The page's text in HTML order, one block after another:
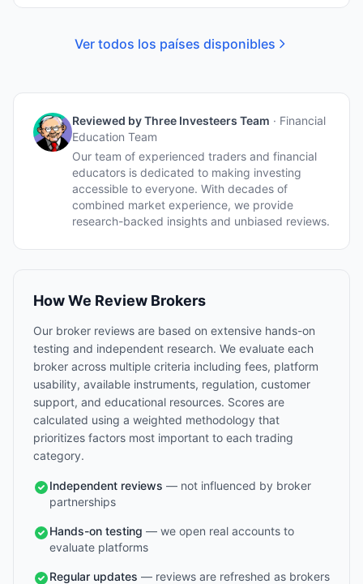
Ver todos los países disponibles
Reviewed byThree Investeers Team · Financial
Education Team
Our team of experienced traders and financial
educators is dedicated to making investing
accessible to everyone. With decades of
combined market experience, we provide
research-backed insights and unbiased reviews.
How We Review Brokers
Our broker reviews are based on extensive hands-on
testing and independent research. We evaluate each
broker across multiple criteria including fees, platform
usability, available instruments, regulation, customer
support, and educational resources. Scores are
calculated using a weighted methodology that
prioritizes factors most important to each trading
category.
Independent reviews — not influenced by broker
partnerships
Hands-on testing — we open real accounts to
evaluate platforms
Regular updates — reviews are refreshed as brokers